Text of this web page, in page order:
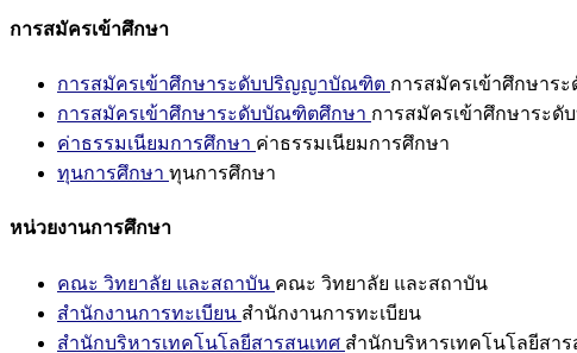
การสมัครเข้าศึกษา
การสมัครเข้าศึกษาระดับปริญญาบัณฑิต การสมัครเข้าศึกษา
การสมัครเข้าศึกษาระดับบัณฑิตศึกษา การสมัครเข้าศึกษาระ
ค่าธรรมเนียมการศึกษา ค่าธรรมเนียมการศึกษา
ทุนการศึกษา ทุนการศึกษา
หน่วยงานการศึกษา
คณะ วิทยาลัย และสถาบัน คณะ วิทยาลัย และสถาบัน
สำนักงานการทะเบียน สำนักงานการทะเบียน
สำนักบริหารเทคโนโลยีสารสนเทศ สำนักบริหารเทคโนโลยีสาร